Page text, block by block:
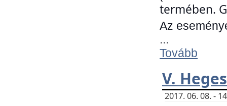
termében.
Az
...
Tovább
V.
2017. 06. 08. -